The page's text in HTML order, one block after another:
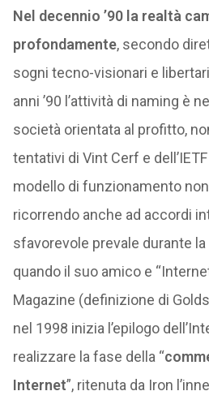
Nel decennio ’90 la realtà
profondamente, secondo
sogni tecno-visionari e
anni ’90 l’attività di naming è
società orientata al profitto,
tentativi di Vint Cerf e
modello di funzionamento
ricorrendo anche ad accordi
sfavorevole prevale durante la
quando il suo amico e
Magazine (definizione di
nel 1998 inizia l’epilogo
realizzare la fase della “
Internet”, ritenuta da Iron